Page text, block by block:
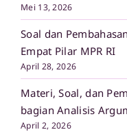
Mei 13, 2026
Soal dan
Empat Pilar MPR RI
April 28, 2026
Materi, Soal, dan
bagian Analisis
April 2, 2026